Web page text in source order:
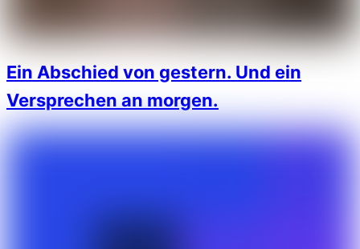
Ein Abschied von gestern. Und ein
Versprechen an morgen.